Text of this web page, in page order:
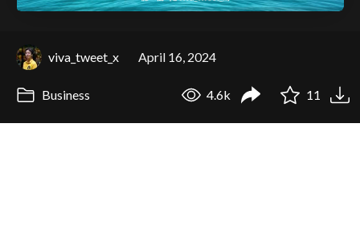
viva_tweet_x April 16, 2024
Business 4.6k 11